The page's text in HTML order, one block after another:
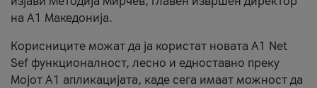
на А1 Македонија.
Корисниците можат да ја користат новата А1 Net
Sef функционалност, лесно и едноставно преку
Мојот А1 апликацијата, каде сега имаат можност да